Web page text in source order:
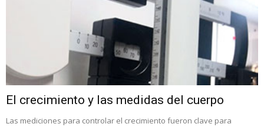
El crecimiento y las medidas del cuerpo
Las mediciones para controlar el crecimiento fueron clave para